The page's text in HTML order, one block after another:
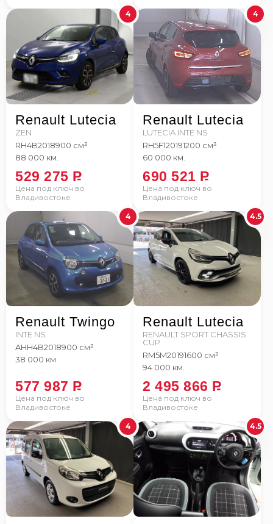
4
Renault Lutecia
ZEN
RH4B2018900 см³
88 000 км.
Цена под ключ во
Владивостоке
529 275 P
4
Renault Lutecia
LUTECIA INTE NS
RH5F120191200 см³
60 000 км.
Цена под ключ во
Владивостоке
690 521 P
4
Renault Twingo
INTE NS
AHH4B2018900 см³
38 000 км.
Цена под ключ во
Владивостоке
577 987 P
4.5
Renault Lutecia
RENAULT SPORT CHASSIS
CUP
RM5M20191600 см³
94 000 км.
Цена под ключ во
Владивостоке
2 495 866 P
4 4.5